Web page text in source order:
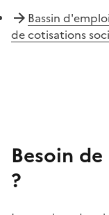
Bassin
de cotisations
Besoin
?